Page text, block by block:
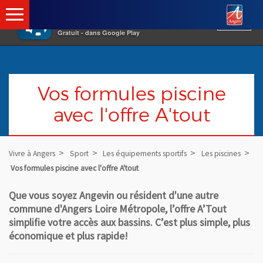
×
Gratuit - dans Google Play
VOIR
Vos formules piscine
avec l'offre A'tout
Vivre à Angers Sport Les équipements sportifs
Les piscines
Vos formules piscine avec l'offre A'tout
Que vous soyez Angevin ou résident d'une autre
commune d'Angers Loire Métropole, l’offre A’Tout
simplifie votre accès aux bassins. C’est plus simple, plus
économique et plus rapide!